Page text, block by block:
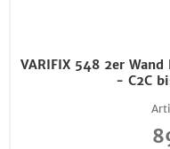
VARIFIX 548 2er
- C2C